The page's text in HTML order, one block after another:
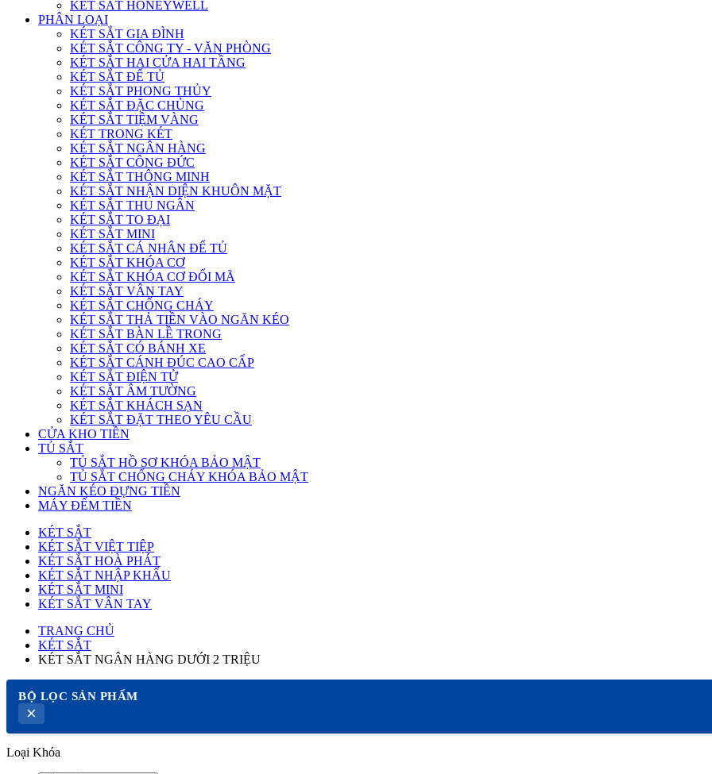
KÉT SẮT HONEYWELL
PHÂN LOẠI
KÉT SẮT GIA ĐÌNH
KÉT SẮT CÔNG TY - VĂN PHÒNG
KÉT SẮT HAI CỬA HAI TẦNG
KÉT SẮT ĐỂ TỦ
KÉT SẮT PHONG THỦY
KÉT SẮT ĐẶC CHỦNG
KÉT SẮT TIỆM VÀNG
KÉT TRONG KÉT
KÉT SẮT NGÂN HÀNG
KÉT SẮT CÔNG ĐỨC
KÉT SẮT THÔNG MINH
KÉT SẮT NHẬN DIỆN KHUÔN MẶT
KÉT SẮT THU NGÂN
KÉT SẮT TO ĐẠI
KÉT SẮT MINI
KÉT SẮT CÁ NHÂN ĐỂ TỦ
KÉT SẮT KHÓA CƠ
KÉT SẮT KHÓA CƠ ĐỔI MÃ
KÉT SẮT VÂN TAY
KÉT SẮT CHỐNG CHÁY
KÉT SẮT THẢ TIỀN VÀO NGĂN KÉO
KÉT SẮT BÀN LỀ TRONG
KÉT SẮT CÓ BÁNH XE
KÉT SẮT CÁNH ĐÚC CAO CẤP
KÉT SẮT ĐIỆN TỬ
KÉT SẮT ÂM TƯỜNG
KÉT SẮT KHÁCH SẠN
KÉT SẮT ĐẶT THEO YÊU CẦU
CỬA KHO TIỀN
TỦ SẮT
TỦ SẮT HỒ SƠ KHÓA BẢO MẬT
TỦ SẮT CHỐNG CHÁY KHÓA BẢO MẬT
NGĂN KÉO ĐỰNG TIỀN
MÁY ĐẾM TIỀN
KÉT SẮT
KÉT SẮT VIỆT TIỆP
KÉT SẮT HOÀ PHÁT
KÉT SẮT NHẬP KHẨU
KÉT SẮT MINI
KÉT SẮT VÂN TAY
TRANG CHỦ
KÉT SẮT
KÉT SẮT NGÂN HÀNG DƯỚI 2 TRIỆU
BỘ LỌC SẢN PHẨM
×
Loại Khóa